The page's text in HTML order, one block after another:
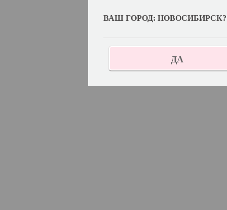
ВАШ ГОРОД: НОВОСИБИРСК?
ДА